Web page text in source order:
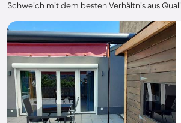
Schweich mit dem besten Verhältnis aus